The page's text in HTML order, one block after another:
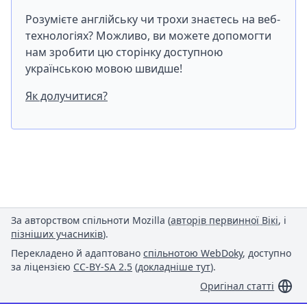
Розумієте англійську чи трохи знаєтесь на веб-
технологіях? Можливо, ви можете допомогти
нам зробити цю сторінку доступною
українською мовою швидше!
Як долучитися?
За авторством спільноти Mozilla (авторів первинної Вікі, і
пізніших учасників).
Перекладено й адаптовано спільнотою WebDoky, доступно
за ліцензією CC-BY-SA 2.5 (докладніше тут).
Оригінал статті